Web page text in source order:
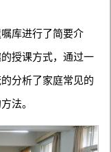
库进行了简要介
授课方式，通过一
分析了家庭常见的
法。